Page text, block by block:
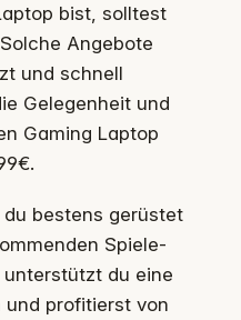
bist, solltest
Angebote
und schnell
Gelegenheit und
Gaming Laptop
bestens gerüstet
Spiele-
du eine
und profitierst von